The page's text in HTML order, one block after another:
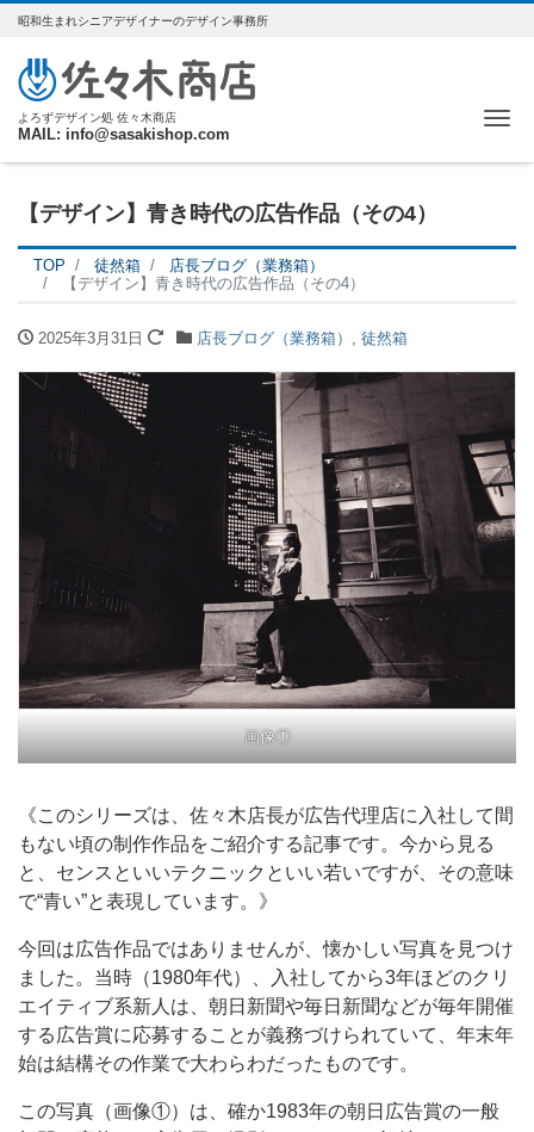
昭和生まれシニアデザイナーのデザイン事務所
よろずデザイン処 佐々木商店
MAIL: info@sasakishop.com
【デザイン】青き時代の広告作品（その4）
TOP 徒然箱
店長ブログ（業務箱）
【デザイン】青き時代の広告作品（その4）
2025年3月31日 店長ブログ（業務箱） 徒然箱
画像①
《このシリーズは、佐々木店長が広告代理店に入社して間
もない頃の制作作品をご紹介する記事です。今から見る
と、センスといいテクニックといい若いですが、その意味
で“青い”と表現しています。》
今回は広告作品ではありませんが、懐かしい写真を見つけ
ました。当時（1980年代）、入社してから3年ほどのクリ
エイティブ系新人は、朝日新聞や毎日新聞などが毎年開催
する広告賞に応募することが義務づけられていて、年末年
始は結構その作業で大わらわだったものです。
この写真（画像①）は、確か1983年の朝日広告賞の一般